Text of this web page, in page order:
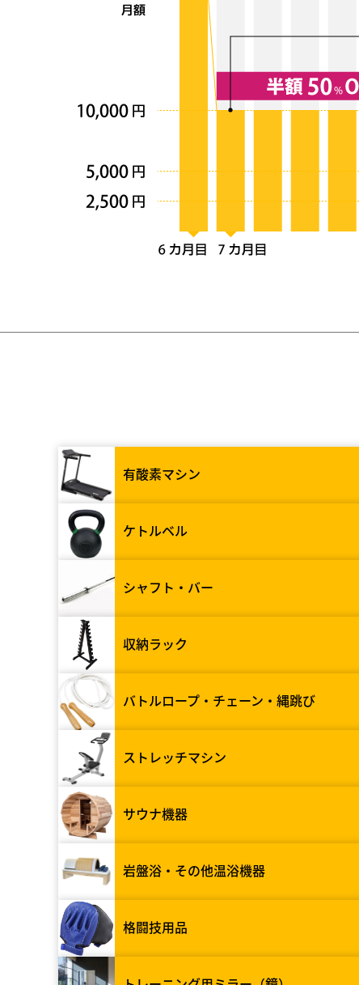
有酸素マシン
ケトルベル
シャフト・バー
収納ラック
バトルロープ・チェーン・縄跳び
ストレッチマシン
サウナ機器
岩盤浴・その他温浴機器
格闘技用品